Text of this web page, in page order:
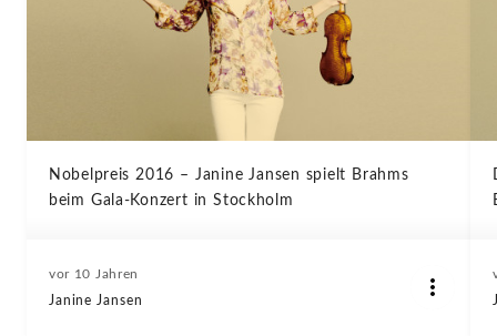
Nobelpreis 2016 – Janine Jansen spielt Brahms
beim Gala-Konzert in Stockholm
vor 10 Jahren
Janine Jansen